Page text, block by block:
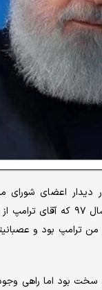
دیدار اعضای
می‌خواهد آمریکا را راضی کند
به نظر من ترامپ
بود اما راهی